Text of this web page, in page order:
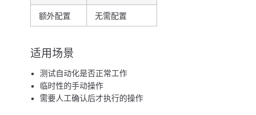
额外配置 无需配置
适用场景
测试自动化是否正常工作
临时性的手动操作
需要人工确认后才执行的操作